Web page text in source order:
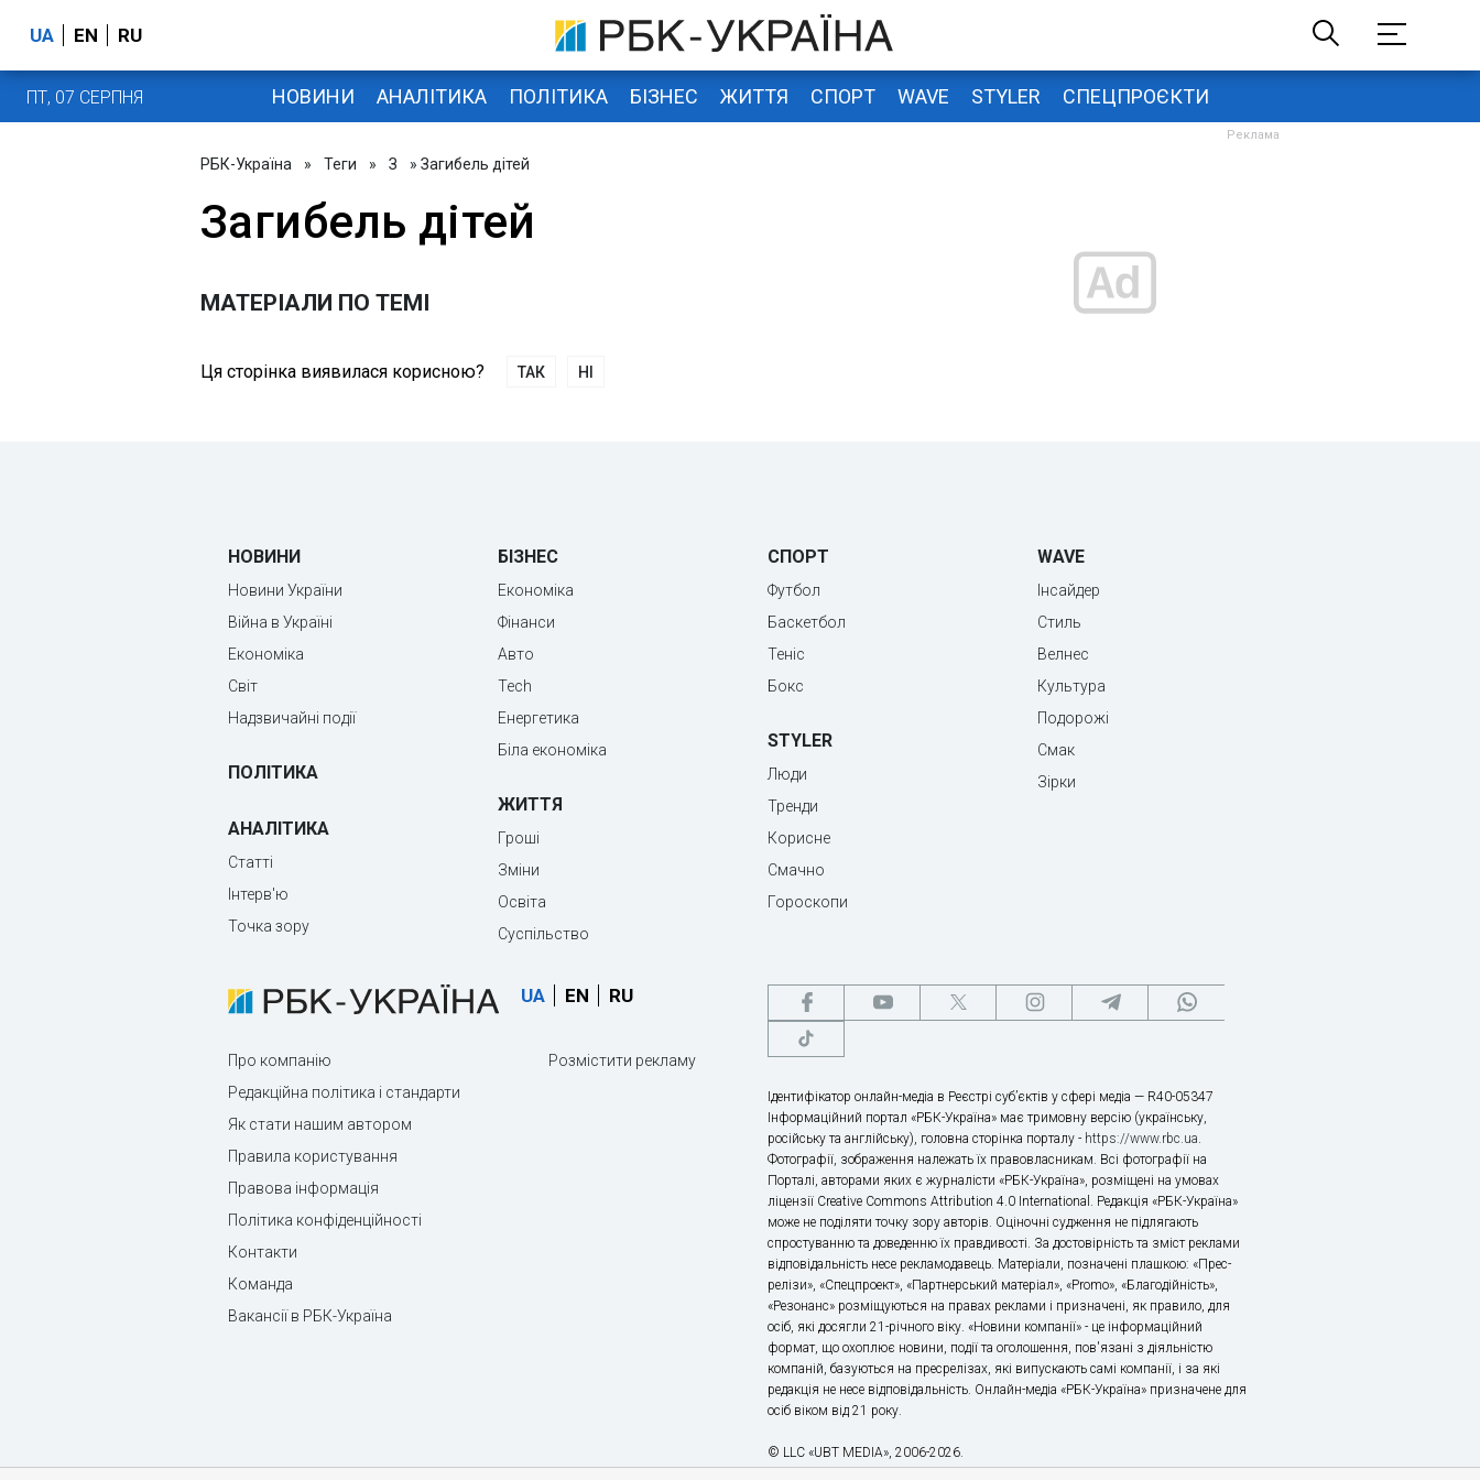
UA EN RU
ПТ, 07 СЕРПНЯ НОВИНИ АНАЛІТИКА ПОЛІТИКА БІЗНЕС ЖИТТЯ СПОРТ WAVE STYLER СПЕЦПРОЄКТИ
РБК-Україна » Теги » З » Загибель дітей
Загибель дітей
МАТЕРІАЛИ ПО ТЕМІ
Ця сторінка виявилася корисною? ТАК НІ
НОВИНИ
Новини України
Війна в Україні
Економіка
Світ
Надзвичайні події
ПОЛІТИКА
АНАЛІТИКА
Статті
Інтерв'ю
Точка зору
БІЗНЕС
Економіка
Фінанси
Авто
Tech
Енергетика
Біла економіка
ЖИТТЯ
Гроші
Зміни
Освіта
Суспільство
СПОРТ
Футбол
Баскетбол
Теніс
Бокс
STYLER
Люди
Тренди
Корисне
Смачно
Гороскопи
WAVE
Інсайдер
Стиль
Велнес
Культура
Подорожі
Смак
Зірки
UA EN RU
Про компанію
Редакційна політика і стандарти
Як стати нашим автором
Правила користування
Правова інформація
Політика конфіденційності
Контакти
Команда
Вакансії в РБК-Україна
Розмістити рекламу
Ідентифікатор онлайн-медіа в Реєстрі суб’єктів у сфері медіа — R40-05347
Інформаційний портал «РБК-Україна» має тримовну версію (українську,
російську та англійську), головна сторінка порталу - https://www.rbc.ua.
Фотографії, зображення належать їх правовласникам. Всі фотографії на
Порталі, авторами яких є журналісти «РБК-Україна», розміщені на умовах
ліцензії Creative Commons Attribution 4.0 International. Редакція «РБК-Україна»
може не поділяти точку зору авторів. Оціночні судження не підлягають
спростуванню та доведенню їх правдивості. За достовірність та зміст реклами
відповідальність несе рекламодавець. Матеріали, позначені плашкою: «Прес-
релізи», «Спецпроект», «Партнерський матеріал», «Promo», «Благодійність»,
«Резонанс» розміщуються на правах реклами і призначені, як правило, для
осіб, які досягли 21-річного віку. «Новини компанії» - це інформаційний
формат, що охоплює новини, події та оголошення, пов'язані з діяльністю
компаній, базуються на пресрелізах, які випускають самі компанії, і за які
редакція не несе відповідальність. Онлайн-медіа «РБК-Україна» призначене для
осіб віком від 21 року.
© LLC «UBT MEDIA», 2006-2026.